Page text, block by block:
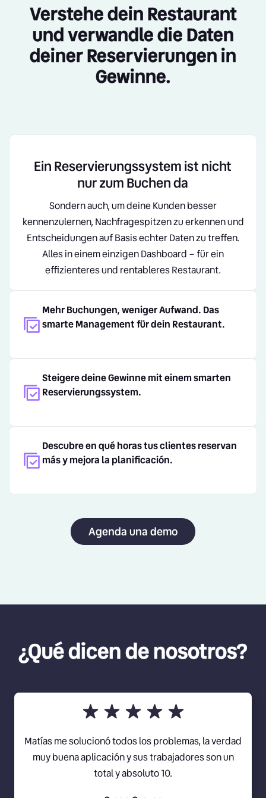
Verstehe dein Restaurant
und verwandle die Daten
deiner Reservierungen in
Gewinne.
Ein Reservierungssystem ist nicht
nur zum Buchen da
Sondern auch, um deine Kunden besser
kennenzulernen, Nachfragespitzen zu erkennen und
Entscheidungen auf Basis echter Daten zu treffen.
Alles in einem einzigen Dashboard – für ein
effizienteres und rentableres Restaurant.
Mehr Buchungen, weniger Aufwand. Das
smarte Management für dein Restaurant.
Steigere deine Gewinne mit einem smarten
Reservierungssystem.
Descubre en qué horas tus clientes reservan
más y mejora la planificación.
Agenda una demo
¿Qué dicen de nosotros?
Matías me solucionó todos los problemas, la verdad
muy buena aplicación y sus trabajadores son un
total y absoluto 10.